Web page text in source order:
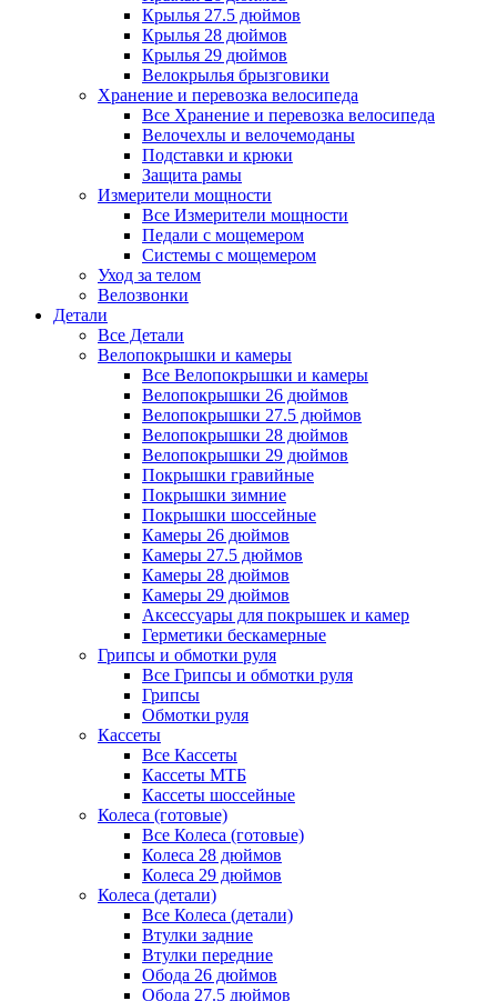
Крылья 27.5 дюймов
Крылья 28 дюймов
Крылья 29 дюймов
Велокрылья брызговики
Хранение и перевозка велосипеда
Все Хранение и перевозка велосипеда
Велочехлы и велочемоданы
Подставки и крюки
Защита рамы
Измерители мощности
Все Измерители мощности
Педали с мощемером
Системы с мощемером
Уход за телом
Велозвонки
Детали
Все Детали
Велопокрышки и камеры
Все Велопокрышки и камеры
Велопокрышки 26 дюймов
Велопокрышки 27.5 дюймов
Велопокрышки 28 дюймов
Велопокрышки 29 дюймов
Покрышки гравийные
Покрышки зимние
Покрышки шоссейные
Камеры 26 дюймов
Камеры 27.5 дюймов
Камеры 28 дюймов
Камеры 29 дюймов
Аксессуары для покрышек и камер
Герметики бескамерные
Грипсы и обмотки руля
Все Грипсы и обмотки руля
Грипсы
Обмотки руля
Кассеты
Все Кассеты
Кассеты МТБ
Кассеты шоссейные
Колеса (готовые)
Все Колеса (готовые)
Колеса 28 дюймов
Колеса 29 дюймов
Колеса (детали)
Все Колеса (детали)
Втулки задние
Втулки передние
Обода 26 дюймов
Обода 27.5 дюймов